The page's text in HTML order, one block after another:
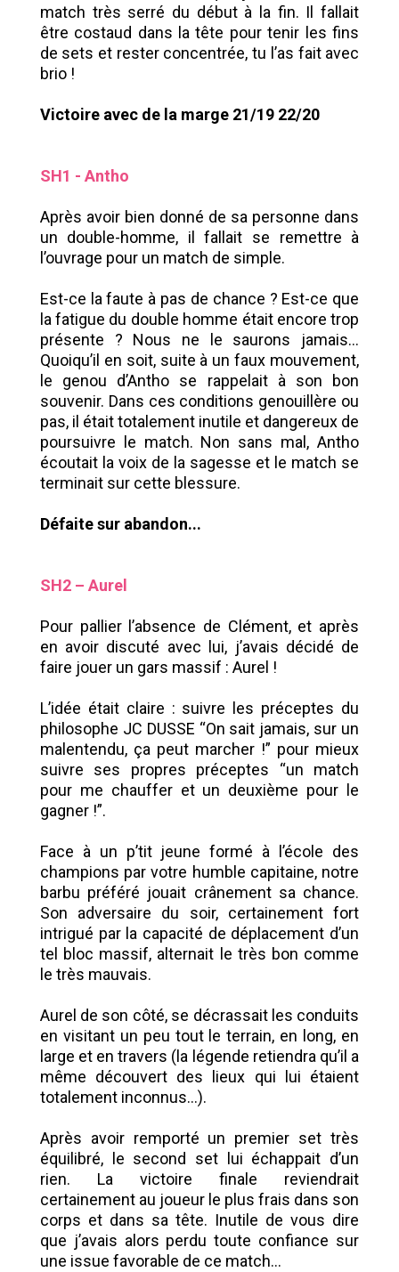
match très serré du début à la fin. Il fallait
être costaud dans la tête pour tenir les fins
de sets et rester concentrée, tu l’as fait avec
brio !
Victoire avec de la marge 21/19 22/20
SH1 - Antho
Après avoir bien donné de sa personne dans
un double-homme, il fallait se remettre à
l’ouvrage pour un match de simple.
Est-ce la faute à pas de chance ? Est-ce que
la fatigue du double homme était encore trop
présente ? Nous ne le saurons jamais...
Quoiqu’il en soit, suite à un faux mouvement,
le genou d’Antho se rappelait à son bon
souvenir. Dans ces conditions genouillère ou
pas, il était totalement inutile et dangereux de
poursuivre le match. Non sans mal, Antho
écoutait la voix de la sagesse et le match se
terminait sur cette blessure.
Défaite sur abandon...
SH2 – Aurel
Pour pallier l’absence de Clément, et après
en avoir discuté avec lui, j’avais décidé de
faire jouer un gars massif : Aurel !
L’idée était claire : suivre les préceptes du
philosophe JC DUSSE “On sait jamais, sur un
malentendu, ça peut marcher !” pour mieux
suivre ses propres préceptes “un match
pour me chauffer et un deuxième pour le
gagner !”.
Face à un p’tit jeune formé à l’école des
champions par votre humble capitaine, notre
barbu préféré jouait crânement sa chance.
Son adversaire du soir, certainement fort
intrigué par la capacité de déplacement d’un
tel bloc massif, alternait le très bon comme
le très mauvais.
Aurel de son côté, se décrassait les conduits
en visitant un peu tout le terrain, en long, en
large et en travers (la légende retiendra qu’il a
même découvert des lieux qui lui étaient
totalement inconnus...).
Après avoir remporté un premier set très
équilibré, le second set lui échappait d’un
rien. La victoire finale reviendrait
certainement au joueur le plus frais dans son
corps et dans sa tête. Inutile de vous dire
que j’avais alors perdu toute confiance sur
une issue favorable de ce match...